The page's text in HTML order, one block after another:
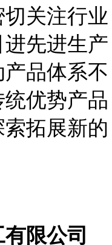
关注行业
先进生产
品体系不
优势产品
拓展新的
限公司